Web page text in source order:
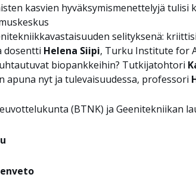
kasvien hyväksymismenettelyjä tulisi
selityksenä:
dosentti Helena Siipi, Turku Institute for
biopankkeihin? Tutkijatohtori
apuna nyt ja tulevaisuudessa, professori
(BTNK) ja Geenitekniikan